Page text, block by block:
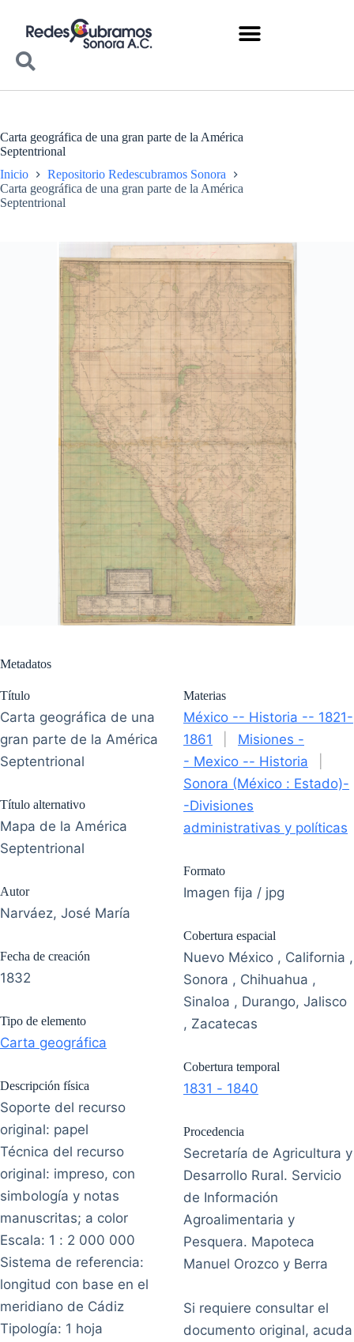
Carta geográfica de una gran parte de la América
Septentrional
Inicio
Repositorio Redescubramos Sonora
Carta geográfica de una gran parte de la América
Septentrional
Metadatos
Título
Carta geográfica de una
gran parte de la América
Septentrional
Título alternativo
Mapa de la América
Septentrional
Autor
Narváez, José María
Fecha de creación
1832
Tipo de elemento
Carta geográfica
Descripción física
Soporte del recurso
original: papel
Técnica del recurso
original: impreso, con
simbología y notas
manuscritas; a color
Escala: 1 : 2 000 000
Sistema de referencia:
longitud con base en el
meridiano de Cádiz
Tipología: 1 hoja
Materias
México -- Historia -- 1821-
1861
Misiones -
- Mexico -- Historia
Sonora (México : Estado)-
-Divisiones
administrativas y políticas
Formato
Imagen fija / jpg
Cobertura espacial
Nuevo México , California ,
Sonora , Chihuahua ,
Sinaloa , Durango, Jalisco
, Zacatecas
Cobertura temporal
1831 - 1840
Procedencia
Secretaría de Agricultura y
Desarrollo Rural. Servicio
de Información
Agroalimentaria y
Pesquera. Mapoteca
Manuel Orozco y Berra
Si requiere consultar el
documento original, acuda